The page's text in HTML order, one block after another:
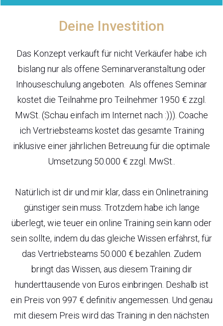
Deine Investition
Das Konzept verkauft für nicht Verkäufer habe ich
bislang nur als offene Seminarveranstaltung oder
Inhouseschulung angeboten. Als offenes Seminar
kostet die Teilnahme pro Teilnehmer 1950 € zzgl.
MwSt. (Schau einfach im Internet nach :))). Coache
ich Vertriebsteams kostet das gesamte Training
inklusive einer jährlichen Betreuung für die optimale
Umsetzung 50.000 € zzgl. MwSt..
Natürlich ist dir und mir klar, dass ein Onlinetraining
günstiger sein muss. Trotzdem habe ich lange
überlegt, wie teuer ein online Training sein kann oder
sein sollte, indem du das gleiche Wissen erfährst, für
das Vertriebsteams 50.000 € bezahlen. Zudem
bringt das Wissen, aus diesem Training dir
hunderttausende von Euros einbringen. Deshalb ist
ein Preis von 997 € definitiv angemessen. Und genau
mit diesem Preis wird das Training in den nächsten